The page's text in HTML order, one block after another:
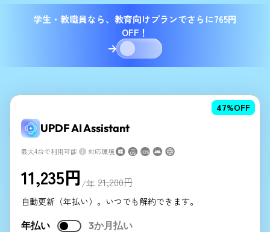
学生・教職員なら、教育向けプランでさらに765円
OFF！
UPDF AI Assistant
47%OFF
最大4台で利用可能 対応環境
11,235円/年 21,200円
自動更新（年払い）。いつでも解約できます。
年払い
3か月払い